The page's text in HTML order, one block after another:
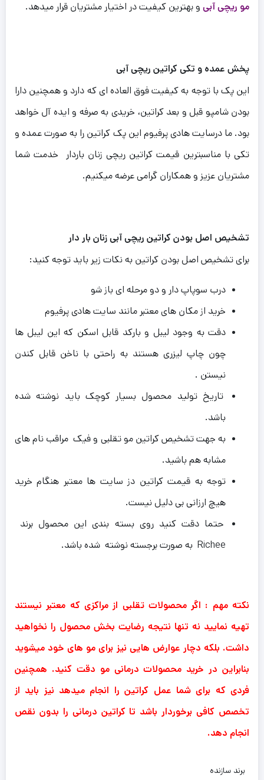
مو ریچی آبی و بهترین کیفیت در اختیار مشتریان قرار میدهد.
پخش عمده و تکی کراتین ریچی آبی
این پک با توجه به کیفیت فوق العاده ای که دارد و همچنین دارا
بودن شامپو قبل و بعد کراتین، خریدی به صرفه و ایده آل خواهد
بود.ما درسایت هادی پرفیوم این پک کراتین را به صورت عمده و
تکی با مناسبترین قیمت کراتین ریچی زنان باردار خدمت شما
مشتریان عزیز و همکاران گرامی عرضه میکنیم.
تشخیص اصل بودن کراتین ریچی آبی زنان بار دار
برای تشخیص اصل بودن کراتین به نکات زیر باید توجه کنید:
درب سوپاپ دار و دو مرحله ای باز شو
خرید از مکان های معتبر مانند سایت هادی پرفیوم
دقت به وجود لیبل و بارکد قابل اسکن که این لیبل ها
چون چاپ لیزری هستند به راحتی با ناخن قابل کندن
نیستن .
تاریخ تولید محصول بسیار کوچک باید نوشته شده
باشد.
به جهت تشخیص کراتین مو تقلبی و فیک مراقب نام های
مشابه هم باشید.
توجه به قیمت کراتین دز سایت ها معتبر هنگام خرید
هیچ ارزانی بی دلیل نیست.
حتما دقت کنید روی بسته بندی این محصول برند
Richee به صورت برجسته نوشته شده باشد.
نکته مهم : اگر محصولات تقلبی از مراکزی که معتبر نیستند
تهیه نمایید نه تنها نتیجه رضایت بخش محصول را نخواهید
داشت. بلکه دچار عوارض هایی نیز برای مو های خود میشوید
بنابراین در خرید محصولات درمانی مو دقت کنید. همچنین
فردی که برای شما عمل کراتین را انجام میدهد نیز باید از
تخصص کافی برخوردار باشد تا کراتین درمانی را بدون نقص
انجام دهد.
برند سازنده